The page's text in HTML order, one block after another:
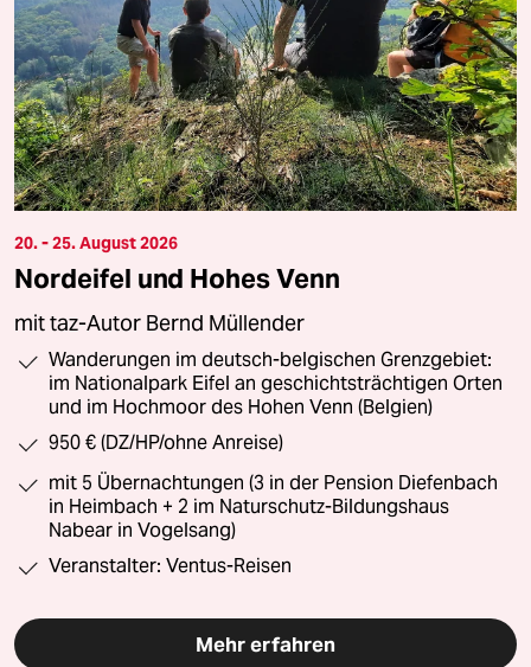
20. - 25. August 2026
Nordeifel und Hohes Venn
mit taz-Autor Bernd Müllender
Wanderungen im deutsch-belgischen Grenzgebiet:
im Nationalpark Eifel an geschichtsträchtigen Orten
und im Hochmoor des Hohen Venn (Belgien)
950 € (DZ/HP/ohne Anreise)
mit 5 Übernachtungen (3 in der Pension Diefenbach
in Heimbach + 2 im Naturschutz-Bildungshaus
Nabear in Vogelsang)
Veranstalter: Ventus-Reisen
Mehr erfahren